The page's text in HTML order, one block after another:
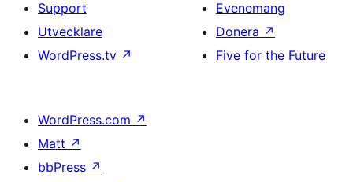
Support
Utvecklare
WordPress.tv ↗
Evenemang
Donera ↗
Five for the Future
WordPress.com ↗
Matt ↗
bbPress ↗